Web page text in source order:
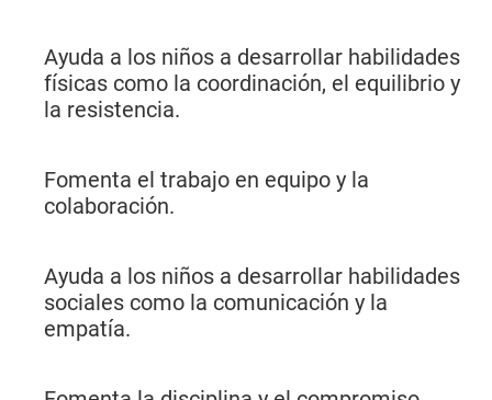
Ayuda a los niños a desarrollar habilidades
físicas como la coordinación, el equilibrio y
la resistencia.
Fomenta el trabajo en equipo y la
colaboración.
Ayuda a los niños a desarrollar habilidades
sociales como la comunicación y la
empatía.